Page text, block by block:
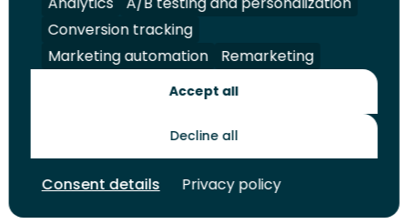
ons
op
LinkedIn
ons
op
Facebook
ons
op
YouTube
ons
op
Instagram
Juridisch Security A-Z Index
Contact
Toekomstmakers
Conversion tracking
Marketing automation
Remarketing
Accept all
Decline all
Consent details Privacy policy